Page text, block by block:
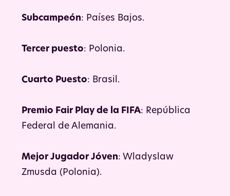
Subcampeón: Países Bajos.
Tercer puesto: Polonia.
Cuarto Puesto: Brasil.
Premio Fair Play de la FIFA: República
Federal de Alemania.
Mejor Jugador Jóven: Wladyslaw
Zmusda (Polonia).